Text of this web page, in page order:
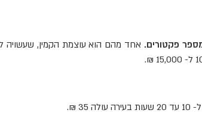
פקטורים.
₪.